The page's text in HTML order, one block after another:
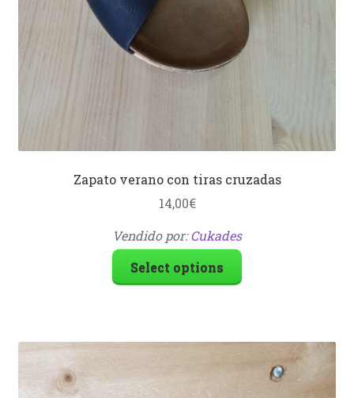
Zapato verano con tiras cruzadas
14,00€
Vendido por:Cukades
Select options